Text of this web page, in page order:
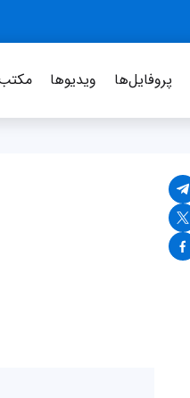
پروفایل‌ها ویدیو‌ها